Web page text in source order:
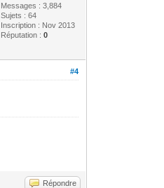
Messages : 3,884
Sujets : 64
Inscription : Nov 2013
Réputation :0
#4
Répondre